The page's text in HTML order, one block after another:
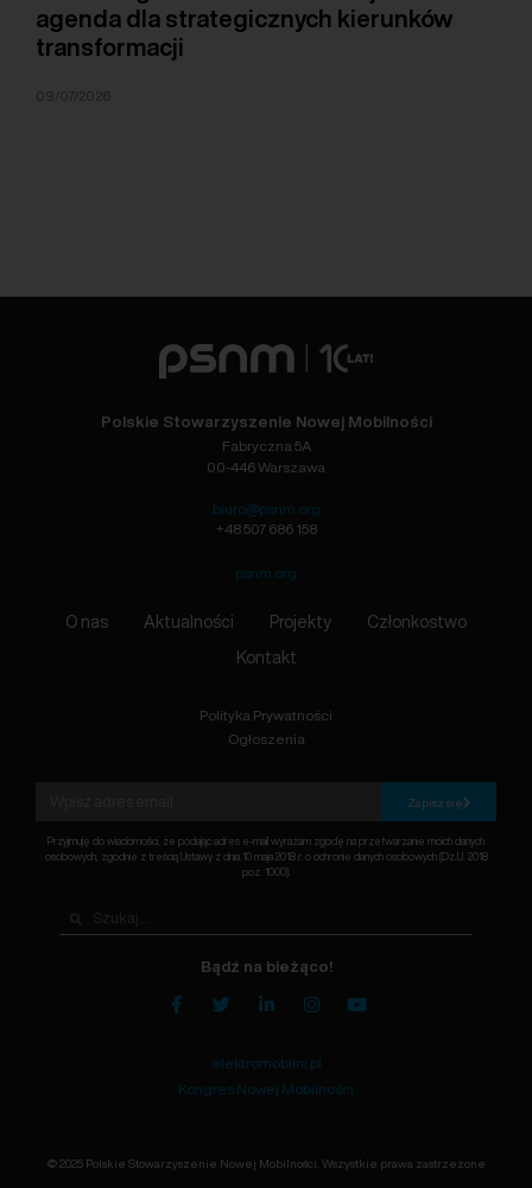
agenda dla strategicznych kierunków
transformacji
09/07/2026
Polskie Stowarzyszenie Nowej Mobilności
Fabryczna 5A
00-446 Warszawa
biuro@psnm.org
+48 507 686 158
psnm.org
O nas Aktualności Projekty Członkostwo
Kontakt
Polityka Prywatności
Ogłoszenia
Zapisz się
Przyjmuję do wiadomości, że podając adres e-mail wyrażam zgodę na przetwarzanie moich danych
osobowych, zgodnie z treścią Ustawy z dnia 10 maja 2018 r. o ochronie danych osobowych (Dz.U. 2018
poz. 1000).
Bądź na bieżąco!
elektromobilni.pl
Kongres Nowej Mobilności
© 2025 Polskie Stowarzyszenie Nowej Mobilności. Wszystkie prawa zastrzeżone